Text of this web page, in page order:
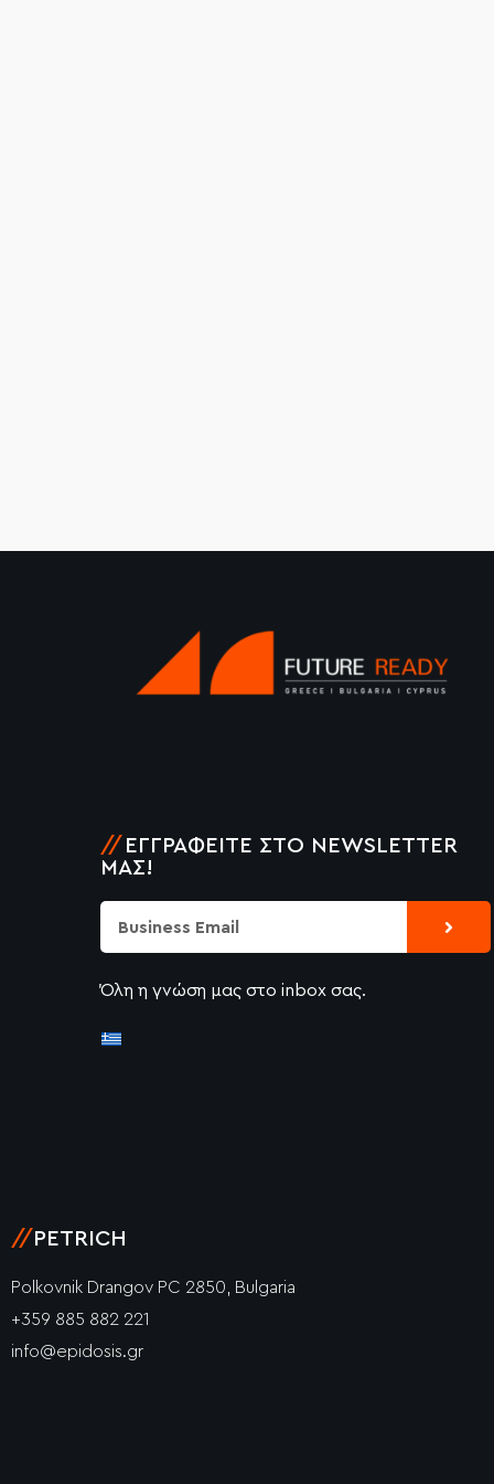
// ΕΓΓΡΑΦΕΊΤΕ ΣΤΟ NEWSLETTER
ΜΑΣ!
Email Submit
Όλη η γνώση μας στο inbox σας.
// PETRICH
Polkovnik Drangov PC 2850, Bulgaria
+359 885 882 221
info@epidosis.gr